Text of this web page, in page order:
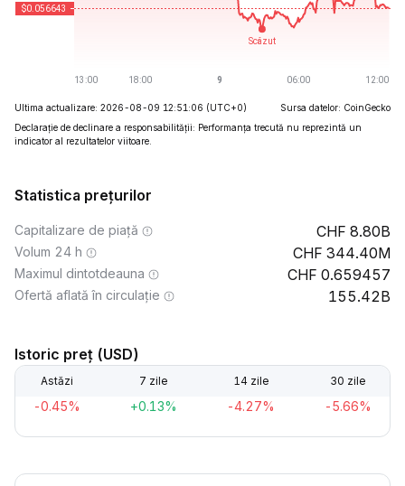
Ultima actualizare: 2026-08-09 12:51:06 (UTC+0)
Sursa datelor: CoinGecko
Declarație de declinare a responsabilității: Performanța trecută nu reprezintă un
indicator al rezultatelor viitoare.
Statistica prețurilor
Capitalizare de piață 8.80B
Volum 24 h 344.40M
Maximul dintotdeauna 0.659457
Ofertă aflată în circulație 155.42B
Istoric preț (USD)
Astăzi 7 zile 14 zile 30 zile
-0.45% +0.13% -4.27% -5.66%